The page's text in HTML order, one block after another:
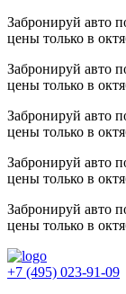
Забронируй авто
цены только в
Забронируй авто
цены только в
Забронируй авто
цены только в
Забронируй авто
цены только в
Забронируй авто
цены только в
+7 (495) 023-91-09